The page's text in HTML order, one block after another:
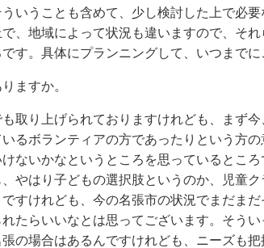
いうことも含めて、少し検討した上で必
、地域によって状況も違いますので、そ
す。具体にプランニングして、いつまで
ますか。
取り上げられておりますけれども、まず
るボランティアの方であったりという方
ないかなというところを思っているとこ
やはり子どもの選択肢というのか、児童
すけれども、今の名張市の状況でまだま
たらいいなとは思ってございます。そう
の場合はあるんですけれども、ニーズも